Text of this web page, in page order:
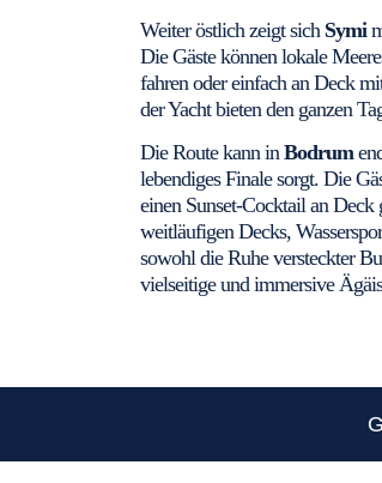
Weiter östlich zeigt sich Symi
Die Gäste können lokale
fahren oder einfach an Deck
der Yacht bieten den ganzen
Die Route kann inBodrum
lebendiges Finale sorgt. Die
einen Sunset-Cocktail an
weitläufigen Decks,
sowohl die Ruhe versteckter
vielseitige und immersive